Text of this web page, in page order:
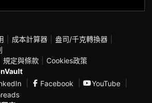
成本計算器
盎司/千克轉換器
規定與條款
Cookies政策
Facebook
YouTube